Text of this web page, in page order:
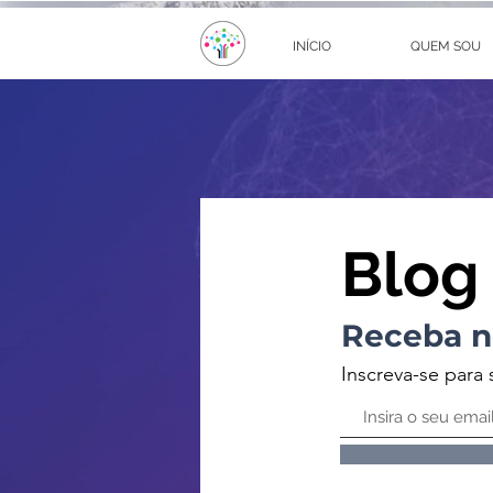
INÍCIO QUEM SOU
Blog
Receba
Inscreva-se